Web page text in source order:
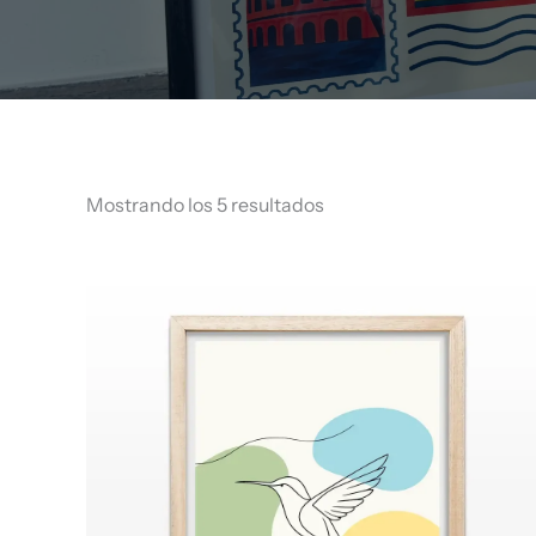
Mostrando los 5 resultados
precios:
desde
$ 68.960